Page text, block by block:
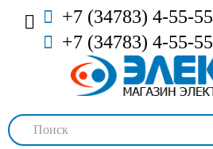
+7 (34783) 4-55-55
+7 (34783) 4-55-55